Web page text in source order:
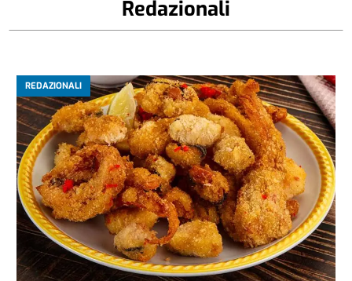
Redazionali
REDAZIONALI